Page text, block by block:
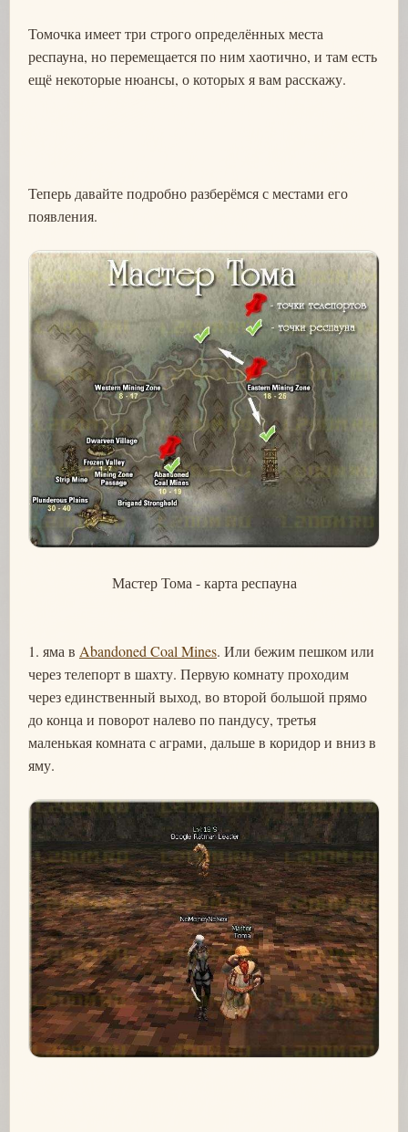
Томочка имеет три строго определённых места
респауна, но перемещается по ним хаотично, и там есть
ещё некоторые нюансы, о которых я вам расскажу.
Теперь давайте подробно разберёмся с местами его
появления.
Мастер Тома - карта респауна
1. яма в Abandoned Coal Mines. Или бежим пешком или
через телепорт в шахту. Первую комнату проходим
через единственный выход, во второй большой прямо
до конца и поворот налево по пандусу, третья
маленькая комната с аграми, дальше в коридор и вниз в
яму.